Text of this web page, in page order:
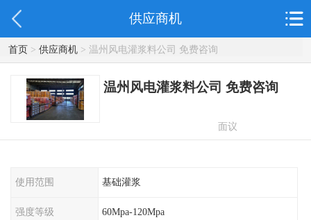
供应商机
首页> 供应商机> 温州风电灌浆料公司 免费咨询
温州风电灌浆料公司 免费咨询
面议
使用范围 基础灌浆
强度等级 60Mpa-120Mpa